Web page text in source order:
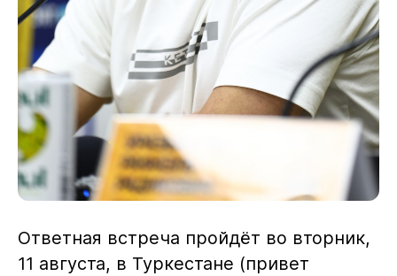
Ответная встреча пройдёт во вторник,
11 августа, в Туркестане (привет